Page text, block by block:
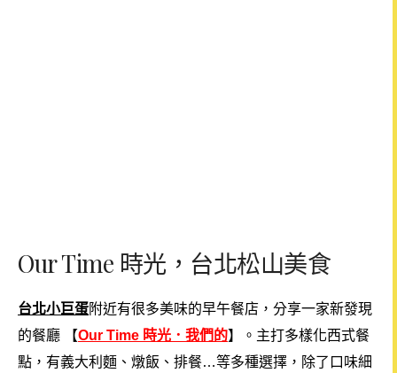
Our Time 時光，台北松山美食
台北小巨蛋附近有很多美味的早午餐店，分享一家新發現
的餐廳 【Our Time 時光．我們的】。主打多樣化西式餐
點，有義大利麵、燉飯、排餐…等多種選擇，除了口味細